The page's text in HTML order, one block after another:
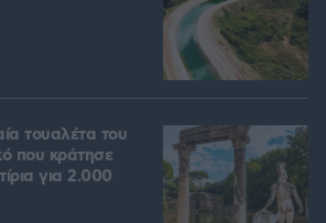
τουαλέτα του
που κράτησε
για 2.000